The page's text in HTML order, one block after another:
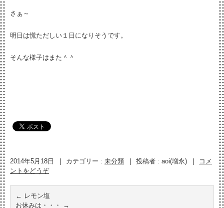
さぁ～
明日は慌ただしい１日になりそうです。
そんな様子はまた＾＾
2014年5月18日 カテゴリー : 未分類 投稿者 : aoi(増永)
コメ
ントをどうぞ
← レモン塩
お休みは・・・
→